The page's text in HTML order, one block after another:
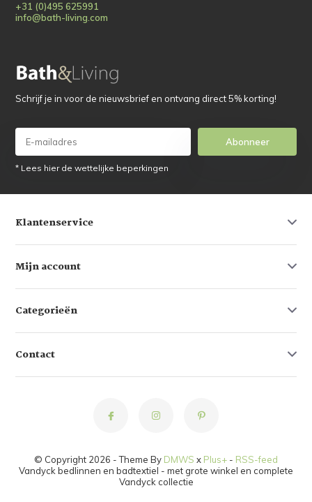
+31 (0)495 625991
info@bath-living.com
Schrijf je in voor de nieuwsbrief en ontvang direct 5% korting!
Abonneer
* Lees hier de wettelijke beperkingen
Klantenservice
Mijn account
Categorieën
Contact
© Copyright 2026 - Theme By DMWS x Plus+ - RSS-feed
Vandyck bedlinnen en badtextiel - met grote winkel en complete
Vandyck collectie